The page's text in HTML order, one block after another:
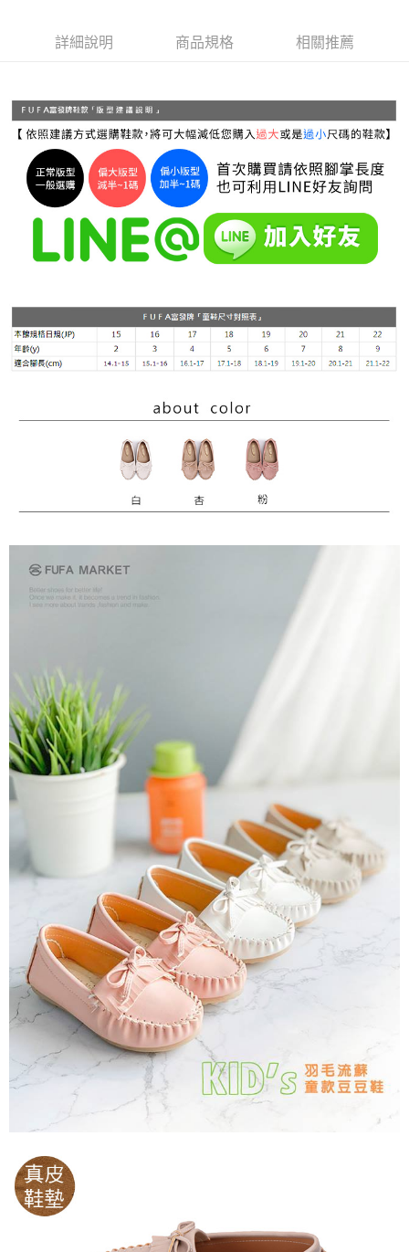
【「AFTEE先享後付」結帳流程】
３．收到繳費通知簡訊後14天內，點擊此簡訊中的連結，可透過四大超商／
ATM／網路銀行／等多元方式進行付款，方視為交易完成。
※ 請注意：結帳手續完成當下不需立刻繳費，但若您需要取消訂單，請聯絡
購買商品的店家。未經商家同意取消之訂單仍視為有效，需透過AFTEE先享
後付繳納相關費用。
※ 交易是否成功請以「AFTEE先享後付 」之結帳頁面顯示為準，若有關於
是否繳費成功／繳費後需取消欲退款等相關疑問，請聯繫「AFTEE先享後付
客戶支援中心」
https://netprotections.freshdesk.com/support/home
【注意事項】
權轉讓予恩沛科技股份有限公司。
２．關於個人資料處理事宜，請瀏覽以下網址：
https://aftee.tw/terms/#terms3
３．未成年的使用者請事先徵得法定代理人或監護人之同意方可使用
「AFTEE先享後付」，若未經同意申辦者引起之損失，本公司不負相關責
４．使用「AFTEE先享後付」時，將依據個別帳號之用戶狀況，依本公司即
時審查核予不同之上限額度；若仍有額度不足之情形，本公司將視審查結果
５．嚴禁一人註冊多個帳號或使用他人資訊註冊。若發現惡意使用之情形，
恩沛科技股份有限公司將有權停止該用戶之使用額度並採取法律行動。
每筆NT$70，滿NT$999(含以上)免運費
每筆NT$70，滿NT$999(含以上)免運費
7-11 取貨付款
每筆NT$70，滿NT$999(含以上)免運費
付款後 7-11取貨
每筆NT$70，滿NT$999(含以上)免運費
海外宅配 查看運費
詳細說明 商品規格 相關推薦